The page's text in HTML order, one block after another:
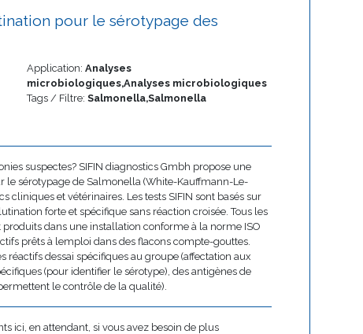
pour le sérotypage des
Application: Analyses
microbiologiques,Analyses microbiologiques
Tags / Filtre: Salmonella,Salmonella
suspectes? SIFIN diagnostics Gmbh propose une
le sérotypage de Salmonella (White-Kauffmann-Le-
cliniques et vétérinaires. Les tests SIFIN sont basés sur
forte et spécifique sans réaction croisée. Tous les
dans une installation conforme à la norme ISO
prêts à lemploi dans des flacons compte-gouttes.
dessai spécifiques au groupe (affectation aux
(pour identifier le sérotype), des antigènes de
le contrôle de la qualité).
ici, en attendant, si vous avez besoin de plus